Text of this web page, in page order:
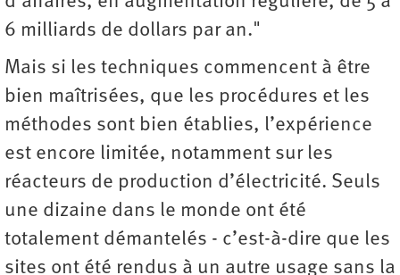
6 milliards de dollars par an."
Mais si les techniques commencent à être
bien maîtrisées, que les procédures et les
méthodes sont bien établies, l’expérience
est encore limitée, notamment sur les
réacteurs de production d’électricité. Seuls
une dizaine dans le monde ont été
totalement démantelés - c’est-à-dire que les
sites ont été rendus à un autre usage sans la